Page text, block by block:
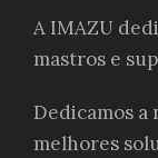
A IMAZU
mastros e
Dedicamos a
melhores